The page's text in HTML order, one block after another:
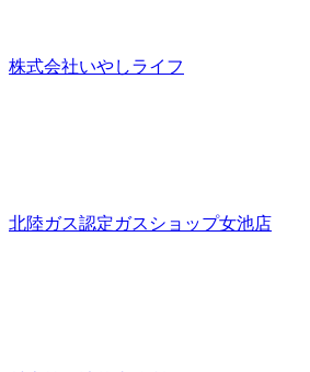
株式会社いやしライフ
北陸ガス認定ガスショップ女池店